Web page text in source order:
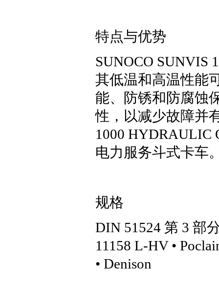
特点与优势
SUNOCO SUNVIS
其低温和高温性能
能、防锈和防腐蚀
性，以减少故障并
1000 HYDRAULIC
电力服务斗式卡车
规格
DIN 51524 第 3 部
11158 L-HV •
• Denison